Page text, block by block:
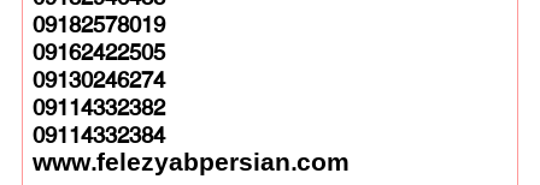
09182578019
09162422505
09130246274
09114332382
09114332384
www.felezyabpersian.com